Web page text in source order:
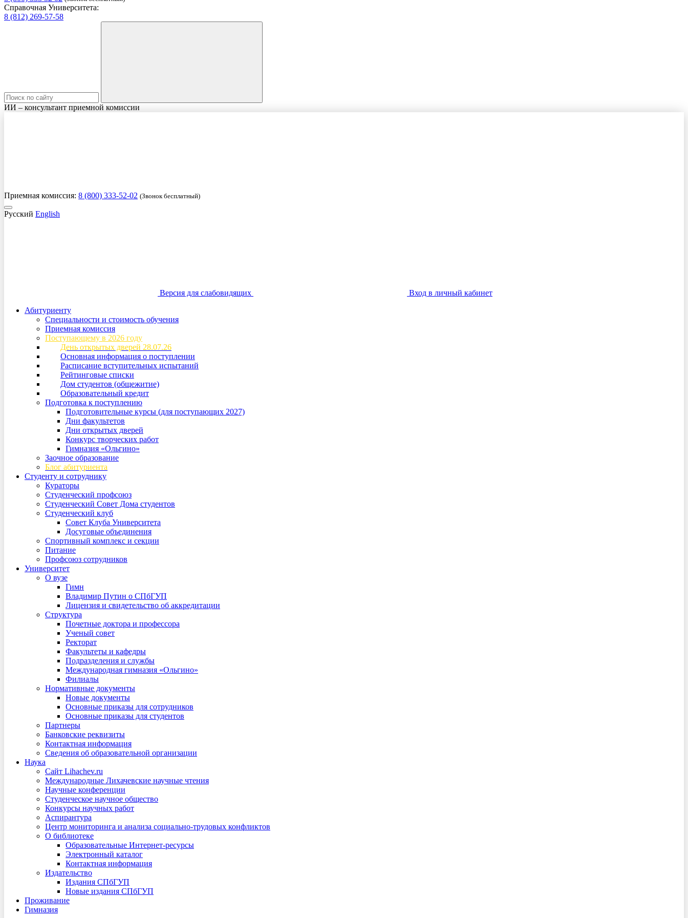
Справочная Университета:
8 (812) 269-57-58
ИИ – консультант приемной комиссии
Приемная комиссия: 8 (800) 333-52-02 (Звонок бесплатный)
Русский English
Версия для слабовидящих
Вход в личный кабинет
Абитуриенту
Специальности и стоимость обучения
Приемная комиссия
Поступающему в 2026 году
День открытых дверей 28.07.26
Основная информация о поступлении
Расписание вступительных испытаний
Рейтинговые списки
Дом студентов (общежитие)
Образовательный кредит
Подготовка к поступлению
Подготовительные курсы (для поступающих 2027)
Дни факультетов
Дни открытых дверей
Конкурс творческих работ
Гимназия «Ольгино»
Заочное образование
Блог абитуриента
Студенту и сотруднику
Кураторы
Студенческий профсоюз
Студенческий Совет Дома студентов
Студенческий клуб
Совет Клуба Университета
Досуговые объединения
Спортивный комплекс и секции
Питание
Профсоюз сотрудников
Университет
О вузе
Гимн
Владимир Путин о СПбГУП
Лицензия и свидетельство об аккредитации
Структура
Почетные доктора и профессора
Ученый совет
Ректорат
Факультеты и кафедры
Подразделения и службы
Международная гимназия «Ольгино»
Филиалы
Нормативные документы
Новые документы
Основные приказы для сотрудников
Основные приказы для студентов
Партнеры
Банковские реквизиты
Контактная информация
Сведения об образовательной организации
Наука
Сайт Lihachev.ru
Международные Лихачевские научные чтения
Научные конференции
Студенческое научное общество
Конкурсы научных работ
Аспирантура
Центр мониторинга и анализа социально-трудовых конфликтов
О библиотеке
Образовательные Интернет-ресурсы
Электронный каталог
Контактная информация
Издательство
Издания СПбГУП
Новые издания СПбГУП
Проживание
Гимназия